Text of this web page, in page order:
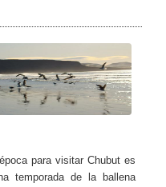
para visitar Chubut es
temporada de la ballena